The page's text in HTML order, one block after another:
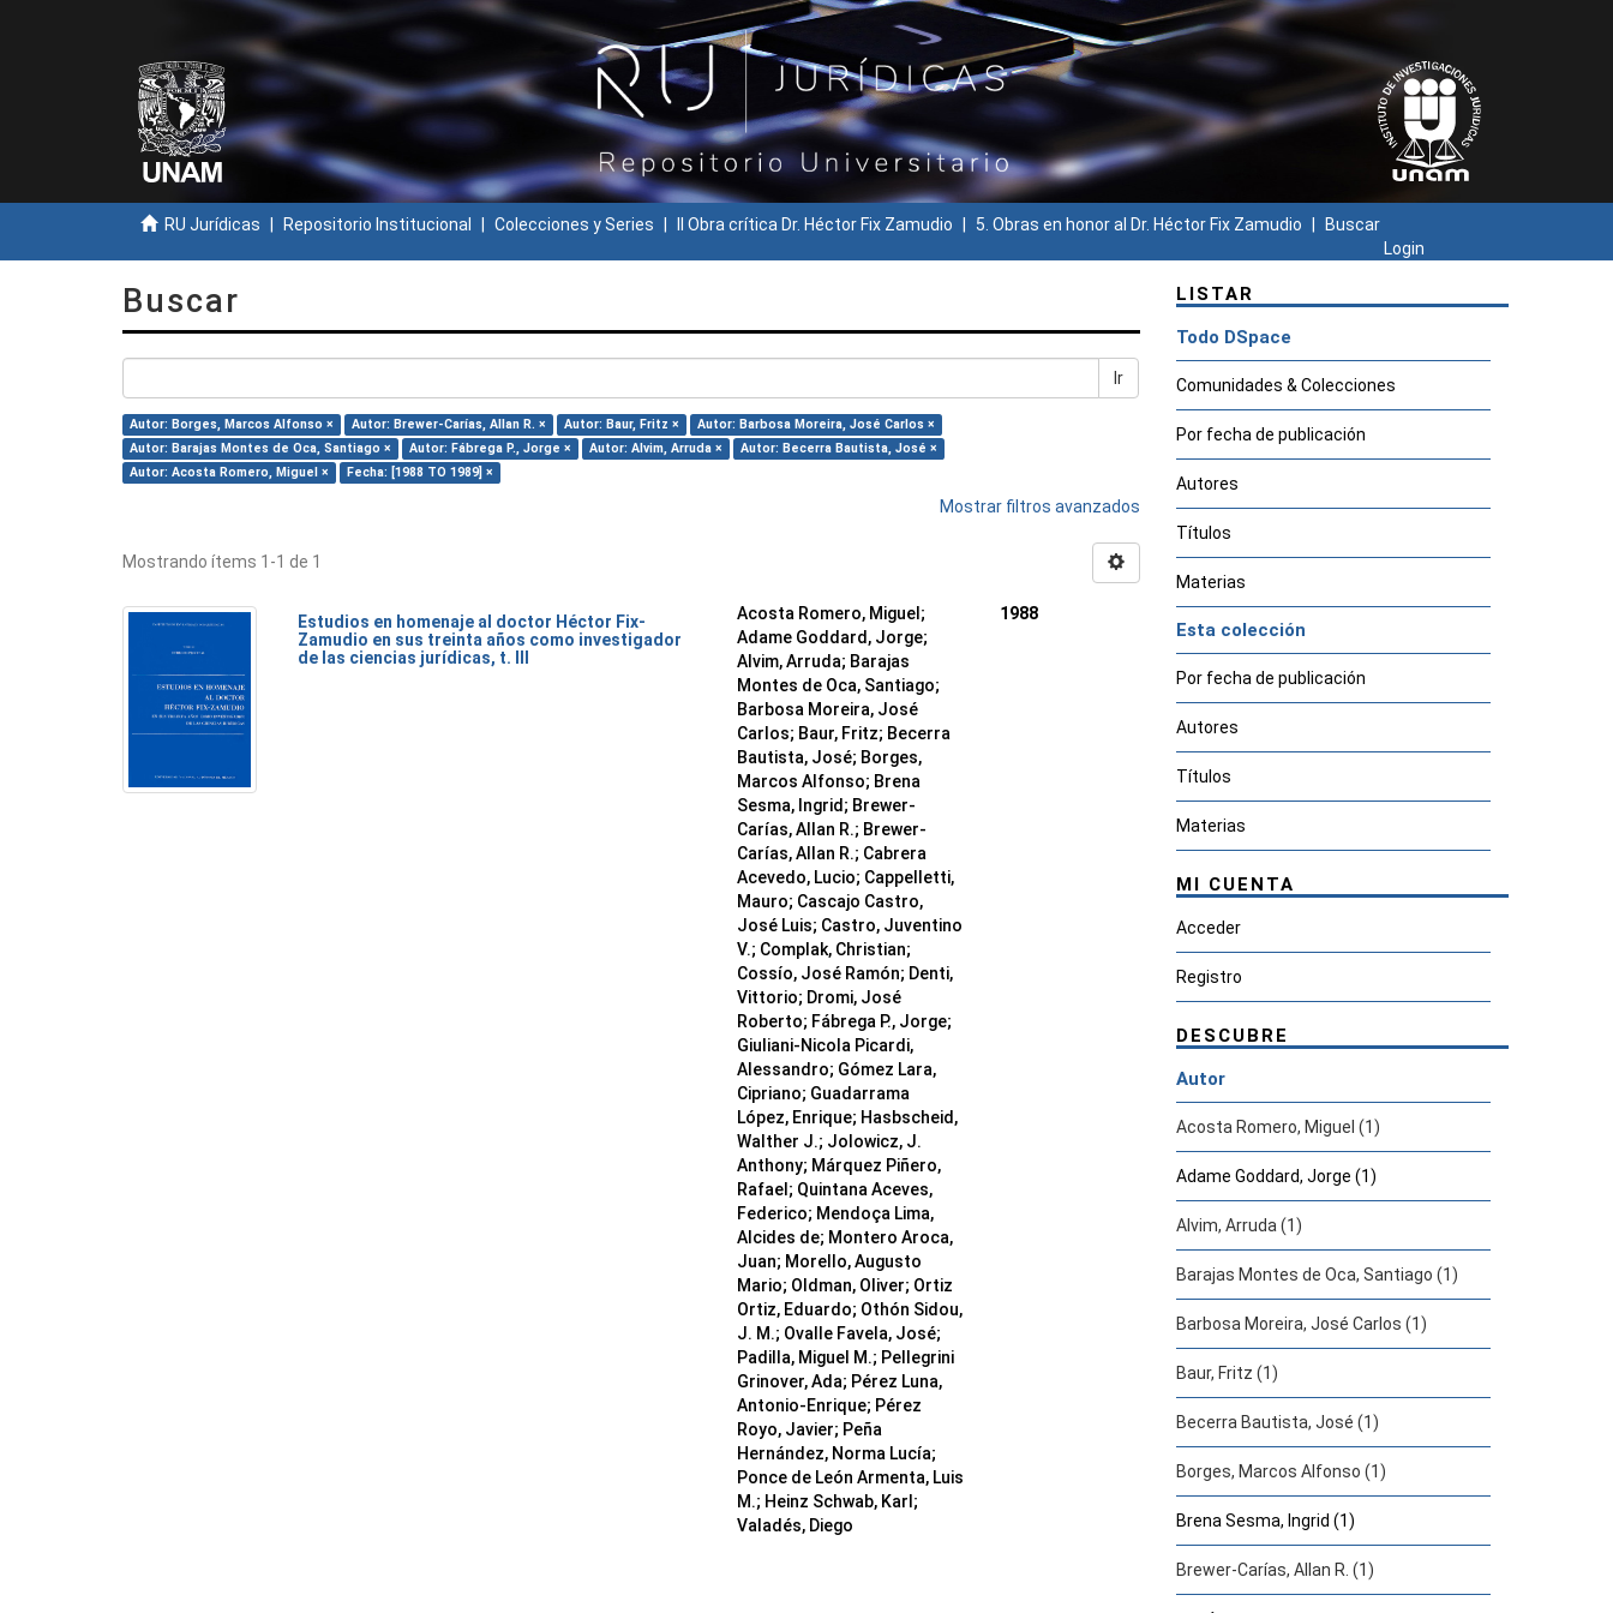
RU Jurídicas Repositorio Institucional Colecciones y Series II Obra crítica Dr. Héctor Fix Zamudio 5. Obras en honor al Dr. Héctor Fix Zamudio
Buscar
Login
Buscar
Ir
Autor: Borges, Marcos Alfonso × Autor: Brewer-Carías, Allan R. × Autor: Baur, Fritz ×
Autor: Barbosa Moreira, José Carlos ×
Autor: Barajas Montes de Oca, Santiago ×
Autor: Fábrega P., Jorge × Autor: Alvim, Arruda ×
Autor: Becerra Bautista, José ×
Autor: Acosta Romero, Miguel ×
Fecha: [1988 TO 1989] ×
Mostrar filtros avanzados
Mostrando ítems 1-1 de 1
Estudios en homenaje al doctor Héctor Fix-
Zamudio en sus treinta años como investigador
de las ciencias jurídicas, t. III
Acosta Romero, Miguel;
Adame Goddard, Jorge;
Alvim, Arruda; Barajas
Montes de Oca, Santiago;
Barbosa Moreira, José
Carlos; Baur, Fritz; Becerra
Bautista, José; Borges,
Marcos Alfonso; Brena
Sesma, Ingrid; Brewer-
Carías, Allan R.; Brewer-
Carías, Allan R.; Cabrera
Acevedo, Lucio; Cappelletti,
Mauro; Cascajo Castro,
José Luis; Castro, Juventino
V.; Complak, Christian;
Cossío, José Ramón; Denti,
Vittorio; Dromi, José
Roberto; Fábrega P., Jorge;
Giuliani-Nicola Picardi,
Alessandro; Gómez Lara,
Cipriano; Guadarrama
López, Enrique; Hasbscheid,
Walther J.; Jolowicz, J.
Anthony; Márquez Piñero,
Rafael; Quintana Aceves,
Federico; Mendoça Lima,
Alcides de; Montero Aroca,
Juan; Morello, Augusto
Mario; Oldman, Oliver; Ortiz
Ortiz, Eduardo; Othón Sidou,
J. M.; Ovalle Favela, José;
Padilla, Miguel M.; Pellegrini
Grinover, Ada; Pérez Luna,
Antonio-Enrique; Pérez
Royo, Javier; Peña
Hernández, Norma Lucía;
Ponce de León Armenta, Luis
M.; Heinz Schwab, Karl;
Valadés, Diego
1988
LISTAR
Todo DSpace
Comunidades & Colecciones
Por fecha de publicación
Autores
Títulos
Materias
Esta colección
Por fecha de publicación
Autores
Títulos
Materias
MI CUENTA
Acceder
Registro
DESCUBRE
Autor
Acosta Romero, Miguel (1)
Adame Goddard, Jorge (1)
Alvim, Arruda (1)
Barajas Montes de Oca, Santiago (1)
Barbosa Moreira, José Carlos (1)
Baur, Fritz (1)
Becerra Bautista, José (1)
Borges, Marcos Alfonso (1)
Brena Sesma, Ingrid (1)
Brewer-Carías, Allan R. (1)